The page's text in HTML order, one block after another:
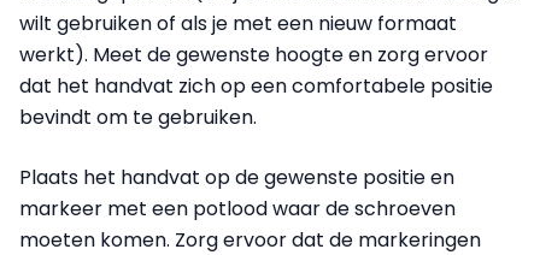
wilt gebruiken of als je met een nieuw formaat
werkt). Meet de gewenste hoogte en zorg ervoor
dat het handvat zich op een comfortabele positie
bevindt om te gebruiken.
Plaats het handvat op de gewenste positie en
markeer met een potlood waar de schroeven
moeten komen. Zorg ervoor dat de markeringen